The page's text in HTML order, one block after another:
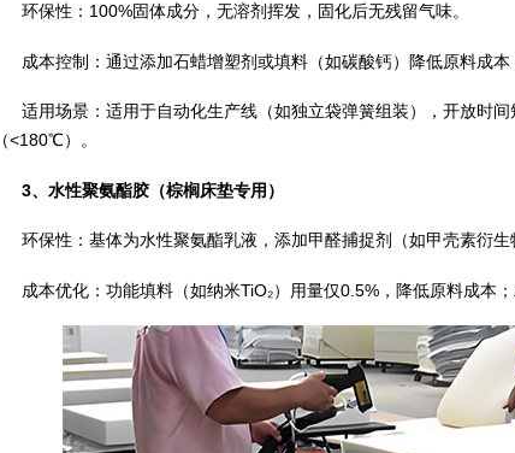
环保性：100%固体成分，无溶剂挥发，固化后无残留气味。
成本控制：通过添加石蜡增塑剂或填料（如碳酸钙）降低原料成本
适用场景：适用于自动化生产线（如独立袋弹簧组装），开放时间
（<180℃）。
3、水性聚氨酯胶（棕榈床垫专用）
环保性：基体为水性聚氨酯乳液，添加甲醛捕捉剂（如甲壳素衍生
成本优化：功能填料（如纳米TiO₂）用量仅0.5%，降低原料成本；